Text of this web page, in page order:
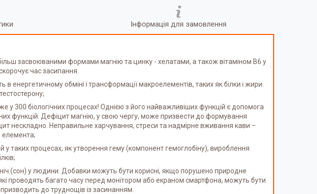
Інформація для замовлення
засвоюваними формами магнію та цинку - хелатами, а також вітаміном В6 у
час засипання.
обміні і трансформації макроелементів, таких як білки і жири.
300 біологічних процесах! Однією з його найважливіших функцій є допомога
функцій. Дефіцит магнію, у свою чергу, може призвести до формування
нескладно. Неправильне харчування, стреси та надмірне вживання кави –
елемента;
таких процесах, як утворення гему (компонент гемоглобіну), вироблення
(сон) у людини. Добавки можуть бути корисні, якщо порушено природне
проводять багато часу перед монітором або екраном смартфона, можуть бути
до труднощів із засинанням.